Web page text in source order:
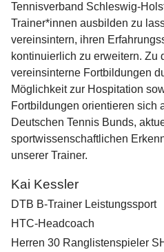
Tennisverband Schleswig-
Trainer*innen ausbilden zu
vereinsintern, ihren
kontinuierlich zu erweitern. Zu
vereinsinterne Fortbildungen
Möglichkeit zur Hospitation
Fortbildungen orientieren sich
Deutschen Tennis Bunds,
sportwissenschaftlichen
unserer Trainer.
Kai Kessler
DTB B-Trainer Leistungssport
HTC-Headcoach
Herren 30 Ranglistenspieler